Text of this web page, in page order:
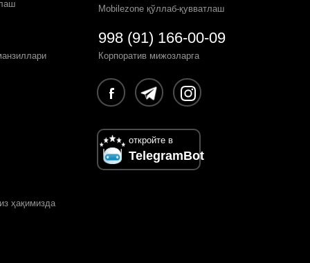
ҳақимизда
Mobilezone қўллаб-қувватлаш
998 (91) 166-00-09
Корпоратив мижозларга
откройте в
TelegramBot